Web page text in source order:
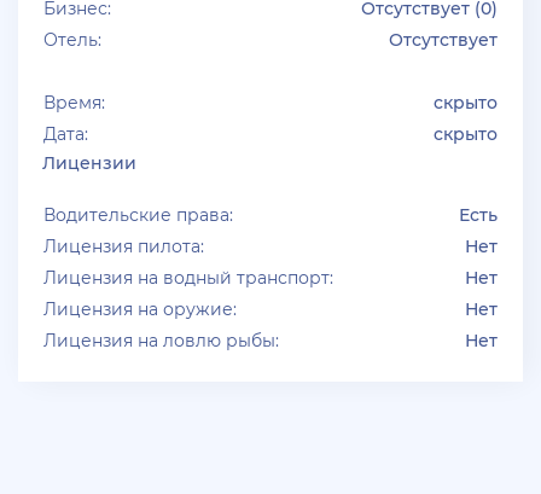
Бизнес:
Отсутствует (0)
Отель:
Отсутствует
Время:
скрыто
Дата:
скрыто
Лицензии
Водительские права:
Есть
Лицензия пилота:
Нет
Лицензия на водный транспорт:
Нет
Лицензия на оружие:
Нет
Лицензия на ловлю рыбы:
Нет